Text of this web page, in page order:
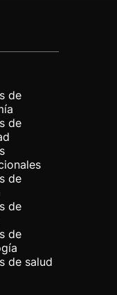
de
de
de
de
de
de salud